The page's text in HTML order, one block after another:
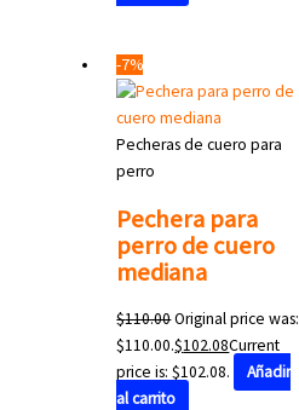
-7%
Pecheras de cuero para
perro
Pechera para
perro de cuero
mediana
$110.00Original price was:
$110.00.$102.08Current
price is: $102.08.
Añadir
al carrito